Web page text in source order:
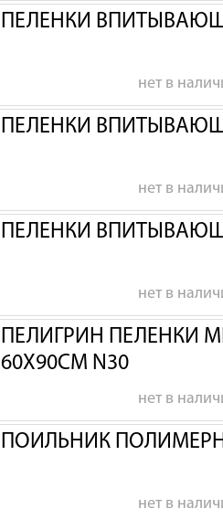
ПЕЛЕНКИ
нет в
ПЕЛЕНКИ
нет в
ПЕЛЕНКИ
нет в
ПЕЛИГРИН ПЕЛЕНКИ
60Х90СМ N30
нет в
ПОИЛЬНИК
нет в